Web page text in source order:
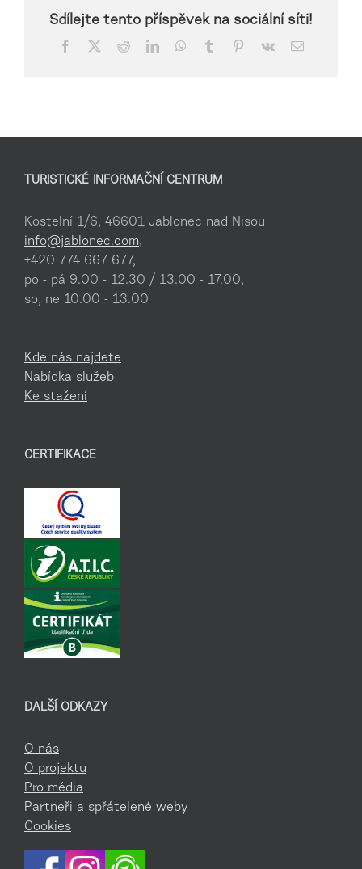
Sdílejte tento příspěvek na sociální síti!
Facebook RedditLinkedInWhatsApp
Tumblr Pinterest
Vk
E-
TURISTICKÉ INFORMAČNÍ CENTRUM
Kostelní 1/6, 46601 Jablonec nad Nisou
info@jablonec.com,
+420 774 667 677,
po - pá 9.00 - 12.30 / 13.00 - 17.00,
so, ne 10.00 - 13.00
Kde nás najdete
Nabídka služeb
Ke stažení
CERTIFIKACE
DALŠÍ ODKAZY
O nás
O projektu
Pro média
Partneři a spřátelené weby
Cookies